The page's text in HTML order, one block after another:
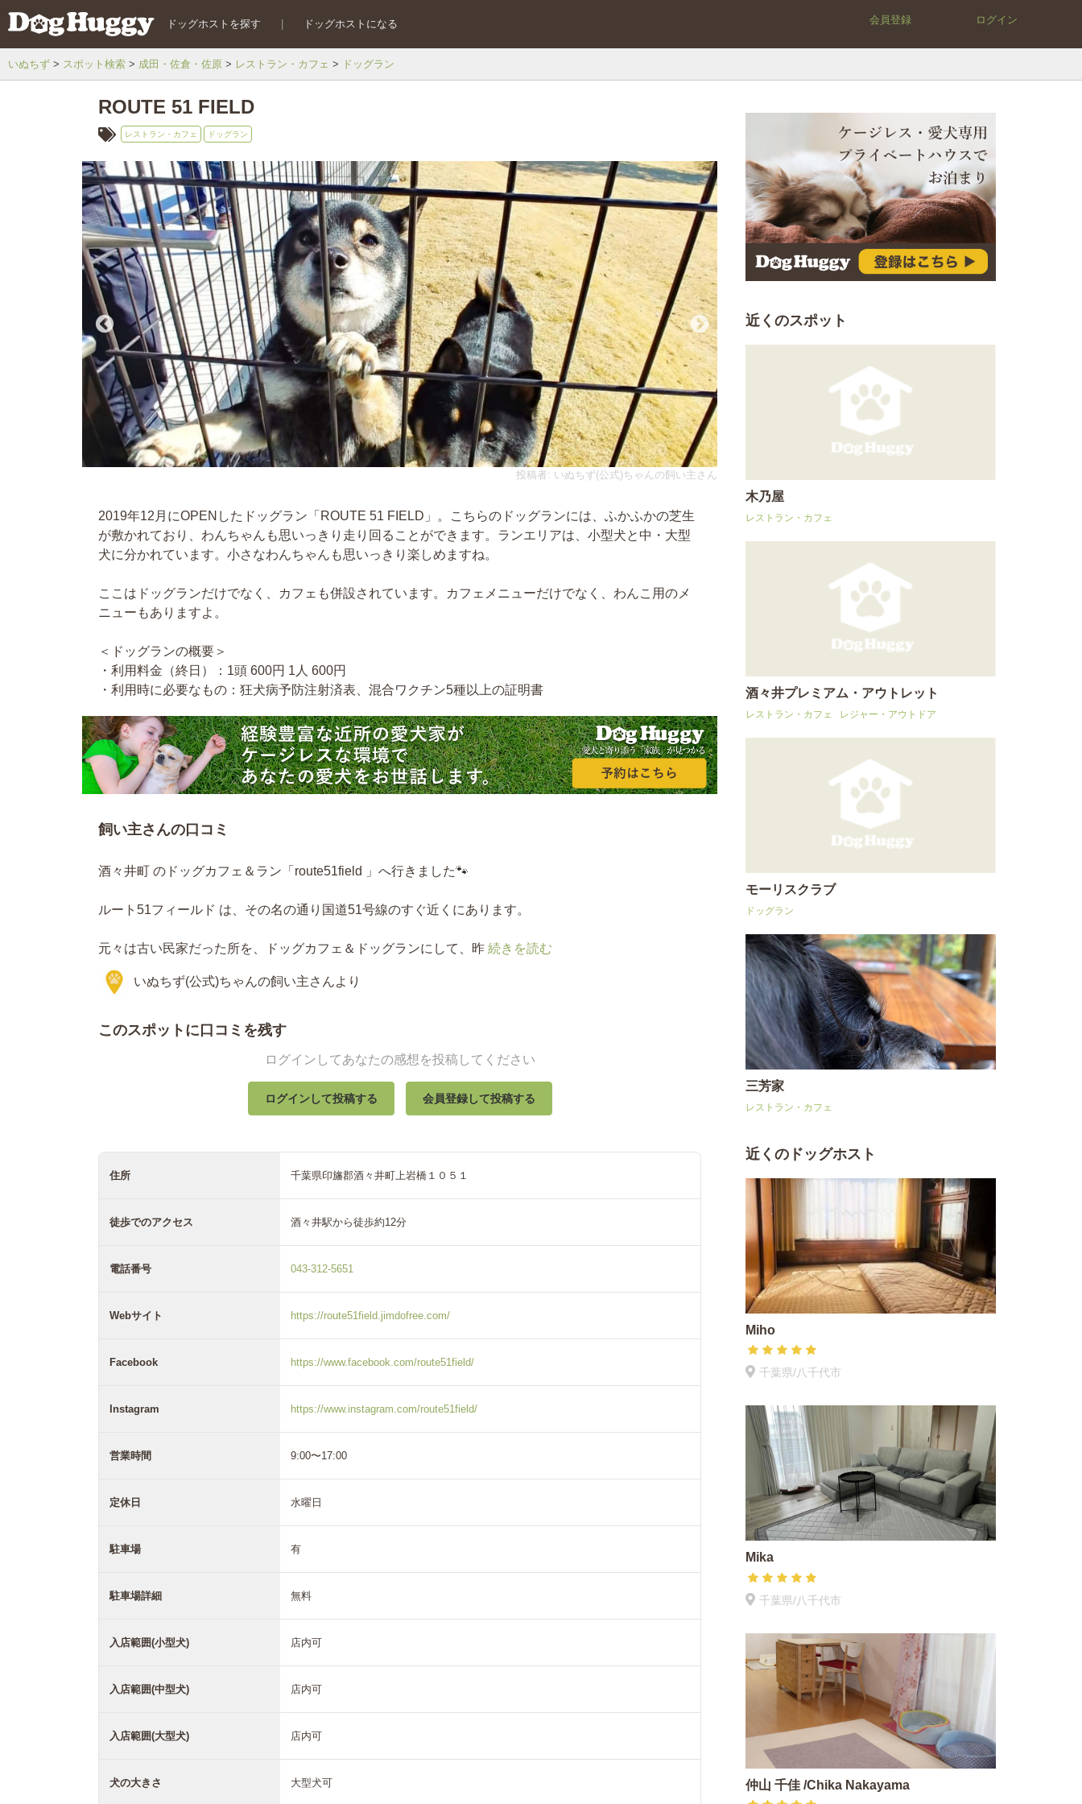
ドッグホストを探す ドッグホストになる 会員登録 ログイン
いぬちず スポット検索 成田・佐倉・佐原 レストラン・カフェ ドッグラン
ROUTE 51 FIELD
レストラン・カフェ ドッグラン
投稿者: いぬちず(公式)ちゃんの飼い主さん
2019年12月にOPENしたドッグラン「ROUTE 51 FIELD」。こちらのドッグランには、ふかふかの芝生
が敷かれており、わんちゃんも思いっきり走り回ることができます。ランエリアは、小型犬と中・大型
犬に分かれています。小さなわんちゃんも思いっきり楽しめますね。
ここはドッグランだけでなく、カフェも併設されています。カフェメニューだけでなく、わんこ用のメ
ニューもありますよ。
＜ドッグランの概要＞
・利用料金（終日）：1頭 600円 1人 600円
・利用時に必要なもの：狂犬病予防注射済表、混合ワクチン5種以上の証明書
飼い主さんの口コミ
酒々井町 のドッグカフェ＆ラン「route51field 」へ行きました🐾⠀
ルート51フィールド は、その名の通り国道51号線のすぐ近くにあります。⠀⠀
元々は古い民家だった所を、ドッグカフェ＆ドッグランにして、昨 続きを読む
いぬちず(公式)ちゃんの飼い主さんより
このスポットに口コミを残す
ログインしてあなたの感想を投稿してください
ログインして投稿する 会員登録して投稿する
住所 千葉県印旛郡酒々井町上岩橋１０５１
徒歩でのアクセス 酒々井駅から徒歩約12分
電話番号 043-312-5651
Webサイト https://route51field.jimdofree.com/
Facebook https://www.facebook.com/route51field/
Instagram https://www.instagram.com/route51field/
営業時間 9:00〜17:00
定休日 水曜日
駐車場 有
駐車場詳細 無料
入店範囲(小型犬) 店内可
入店範囲(中型犬) 店内可
入店範囲(大型犬) 店内可
犬の大きさ 大型犬可
近くのスポット
木乃屋
レストラン・カフェ
酒々井プレミアム・アウトレット
レストラン・カフェ レジャー・アウトドア
モーリスクラブ
ドッグラン
三芳家
レストラン・カフェ
近くのドッグホスト
Miho
千葉県/八千代市
Mika
千葉県/八千代市
仲山 千佳 /Chika Nakayama